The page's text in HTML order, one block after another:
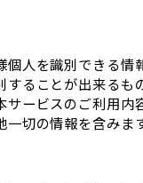
個人を識別できる
ることが出来る
サービスのご利用
切の情報を含みます